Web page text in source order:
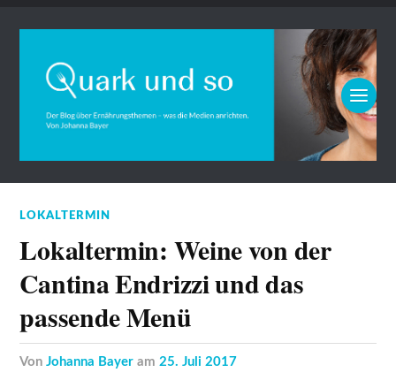
LOKALTERMIN
Lokaltermin: Weine von der
Cantina Endrizzi und das
passende Menü
vonJohanna Bayer am25. Juli 2017